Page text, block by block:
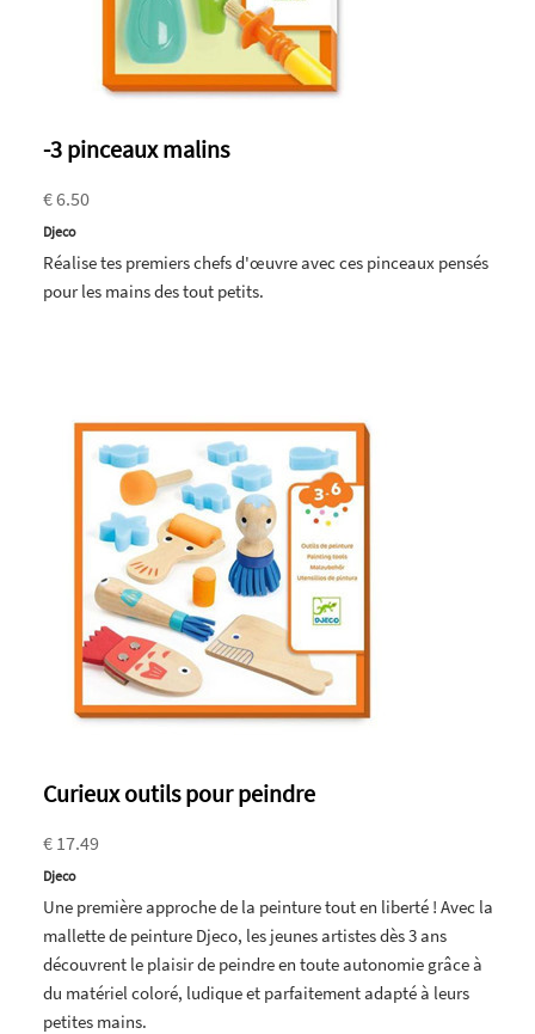
-3 pinceaux malins
€ 6.50
Djeco
Réalise tes premiers chefs d'œuvre avec ces pinceaux pensés
pour les mains des tout petits.
Curieux outils pour peindre
€ 17.49
Djeco
Une première approche de la peinture tout en liberté ! Avec la
mallette de peinture Djeco, les jeunes artistes dès 3 ans
découvrent le plaisir de peindre en toute autonomie grâce à
du matériel coloré, ludique et parfaitement adapté à leurs
petites mains.